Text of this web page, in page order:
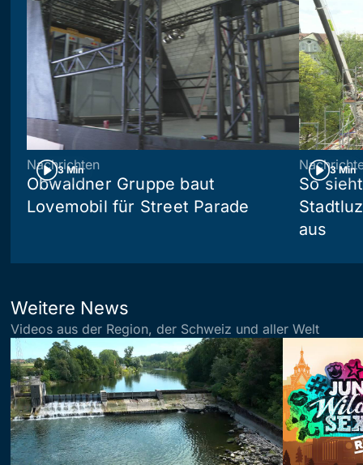
3 Min
Nachrichten
Obwaldner Gruppe baut
Lovemobil für Street Parade
3 Min
So
aus
Weitere News
Videos aus der Region, der Schweiz und aller Welt